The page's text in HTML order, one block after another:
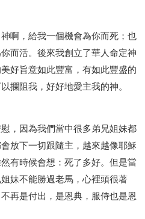
啊，給我一個機會為你而死；也
而活。後來我創立了華人命定神
好旨意如此豐富，有如此豐盛的
攔阻我，好好地愛主我的神。
，因為我們當中很多弟兄姐妹都
放下一切跟隨主，越來越像耶穌
有時候會想：死了多好。但是當
妹不能勝過老馬，心裡頭很著
再是付出，是恩典，服侍也是恩